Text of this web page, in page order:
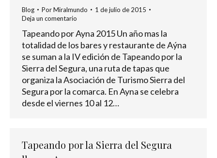
Blog PorMiralmundo
1 de julio de 2015
Deja un comentario
Tapeando por Ayna 2015 Un año mas la
totalidad de los bares y restaurante de Aýna
se suman a la IV edición de Tapeando por la
Sierra del Segura, una ruta de tapas que
organiza la Asociación de Turismo Sierra del
Segura por la comarca. En Ayna se celebra
desde el viernes 10 al 12…
Tapeando por la Sierra del Segura